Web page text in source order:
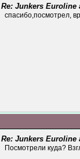
Re: Junkers
спасибо,посмотрел,
Re: Junkers
Посмотрели куда?